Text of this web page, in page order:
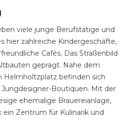
viele junge Berufstätige und
hier zahlreiche Kindergeschäfte,
Cafés. Das Straßenbild
geprägt. Nahe dem
Helmholtzplatz befinden sich
Boutiquen. Mit der
ehemalige Brauereianlage,
Zentrum für Kulinarik und